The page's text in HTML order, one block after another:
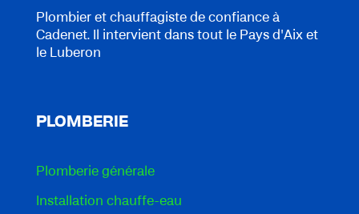
Plombier et chauffagiste de confiance à
Cadenet. Il intervient dans tout le Pays d'Aix et
le Luberon
PLOMBERIE
Plomberie générale
Installation chauffe-eau